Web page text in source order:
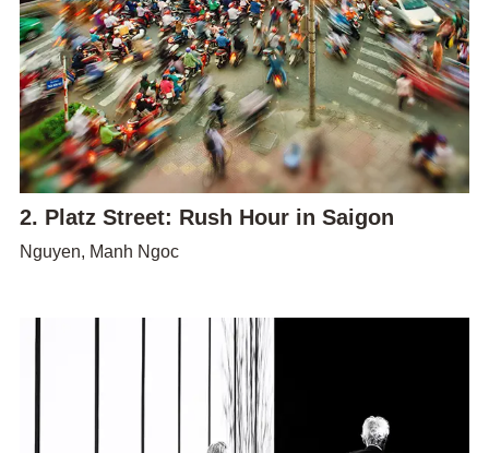
2. Platz Street: Rush Hour in Saigon
Nguyen, Manh Ngoc